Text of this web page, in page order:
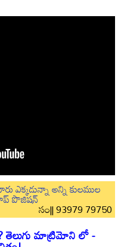
ఎక్కడున్నా అన్ని కులముల
పొజిషన్
సం|| 93979 79750
తెలుగు మాట్రిమోని లో -